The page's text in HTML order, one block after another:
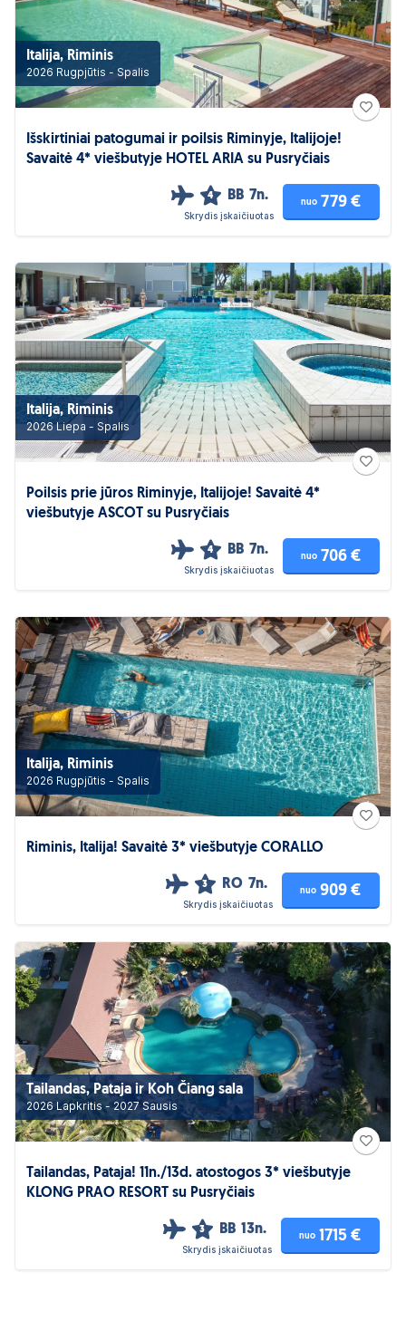
Italija, Riminis
2026 Rugpjūtis - Spalis
Išskirtiniai patogumai ir poilsis Riminyje, Italijoje!
Savaitė 4* viešbutyje HOTEL ARIA su Pusryčiais
4 BB 7n.
Skrydis įskaičiuotas
nuo 779 €
Italija, Riminis
2026 Liepa - Spalis
Poilsis prie jūros Riminyje, Italijoje! Savaitė 4*
viešbutyje ASCOT su Pusryčiais
4 BB 7n.
Skrydis įskaičiuotas
nuo 706 €
Italija, Riminis
2026 Rugpjūtis - Spalis
Riminis, Italija! Savaitė 3* viešbutyje CORALLO
3 RO 7n.
Skrydis įskaičiuotas
nuo 909 €
Tailandas, Pataja ir Koh Čiang sala
2026 Lapkritis - 2027 Sausis
Tailandas, Pataja! 11n./13d. atostogos 3* viešbutyje
KLONG PRAO RESORT su Pusryčiais
3 BB 13n.
Skrydis įskaičiuotas
nuo 1715 €